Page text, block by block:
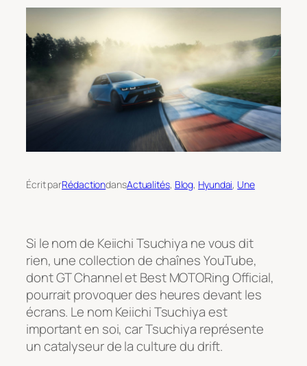
Écrit parRédactiondansActualités, Blog, Hyundai, Une
Si le nom de Keiichi Tsuchiya ne vous dit
rien, une collection de chaînes YouTube,
dont GT Channel et Best MOTORing Official,
pourrait provoquer des heures devant les
écrans. Le nom Keiichi Tsuchiya est
important en soi, car Tsuchiya représente
un catalyseur de la culture du drift.